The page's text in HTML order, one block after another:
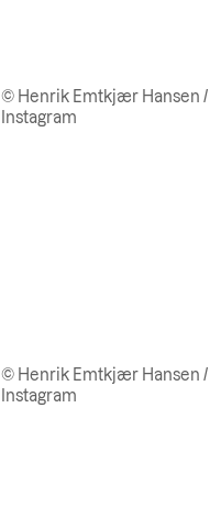
© Henrik Emtkjær Hansen /
Instagram
© Henrik Emtkjær Hansen /
Instagram